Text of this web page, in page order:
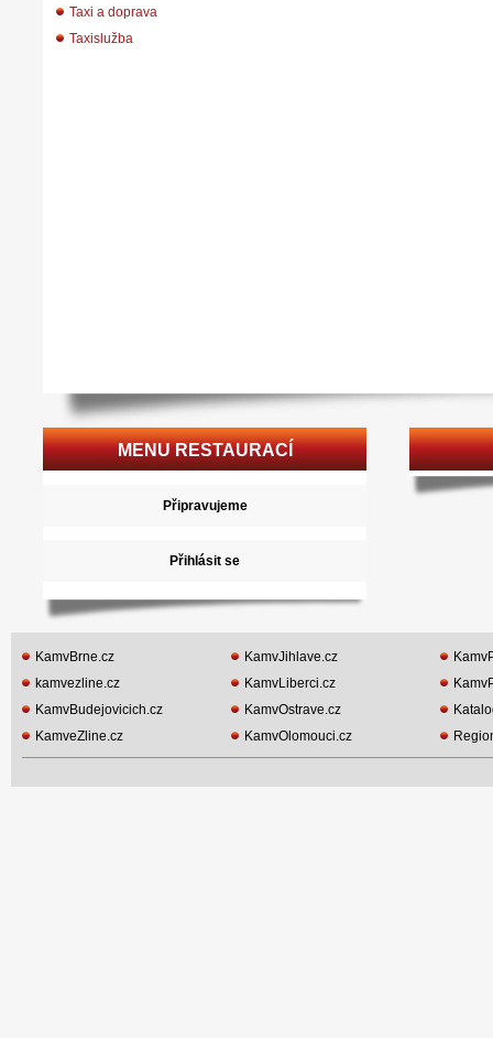
Taxi a doprava
Taxislužba
MENU RESTAURACÍ
Připravujeme
Přihlásit se
KamvBrne.cz
kamvezline.cz
KamvBudejovicich.cz
KamveZline.cz
KamvJihlave.cz
KamvLiberci.cz
KamvOstrave.cz
KamvOlomouci.cz